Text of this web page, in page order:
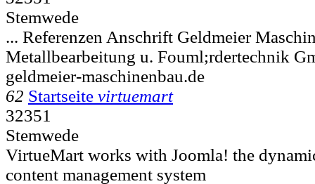
Stemwede
... Referenzen Anschrift Geldmeier
Metallbearbeitung u. Fouml;rdertechnik
geldmeier-maschinenbau.de
62 Startseite virtuemart
32351
Stemwede
VirtueMart works with Joomla! the
content management system